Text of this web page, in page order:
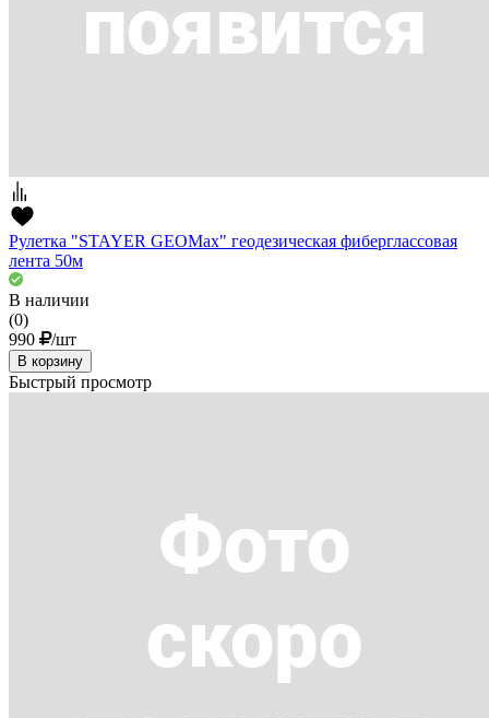
Рулетка "STAYER GEOMax" геодезическая фиберглассовая
лента 50м
В наличии
(0)
990
/шт
В корзину
Быстрый просмотр